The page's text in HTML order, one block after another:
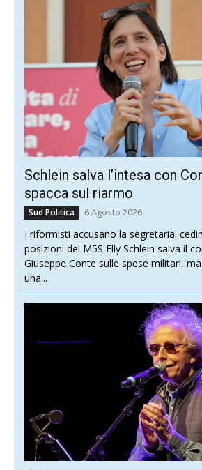
Schlein salva l’intesa con
spacca sul riarmo
Sud Politica 6 Agosto 2026
I riformisti accusano la segretaria:
posizioni del M5S Elly Schlein salva il
Giuseppe Conte sulle spese militari,
una...